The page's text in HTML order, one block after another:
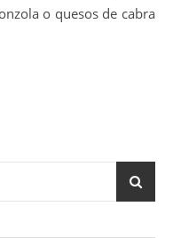
o quesos de cabra